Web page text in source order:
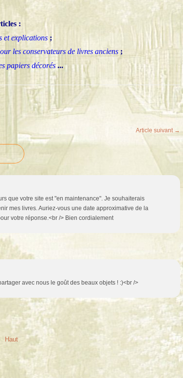
:
et explications ;
les conservateurs de livres anciens ;
papiers décorés ...
Article suivant →
que votre site est "en maintenance". Je souhaiterais
mes livres. Auriez-vous une date approximative de la
votre réponse.<br /> Bien cordialement
avec nous le goût des beaux objets ! :)<br />
Haut